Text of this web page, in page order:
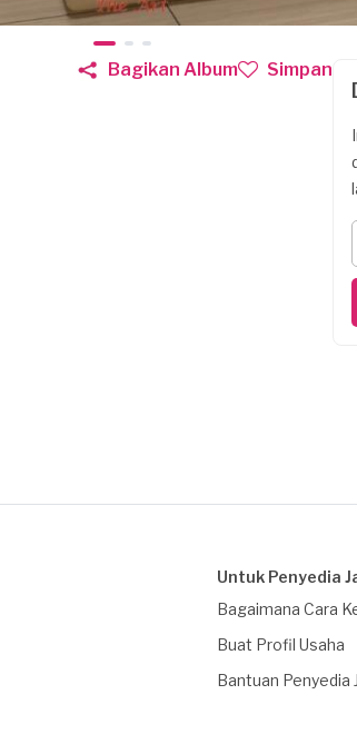
Bagikan Album Simpan
Untuk Penyedia
Bagaimana Cara
Buat Profil Usaha
Bantuan Penyedia